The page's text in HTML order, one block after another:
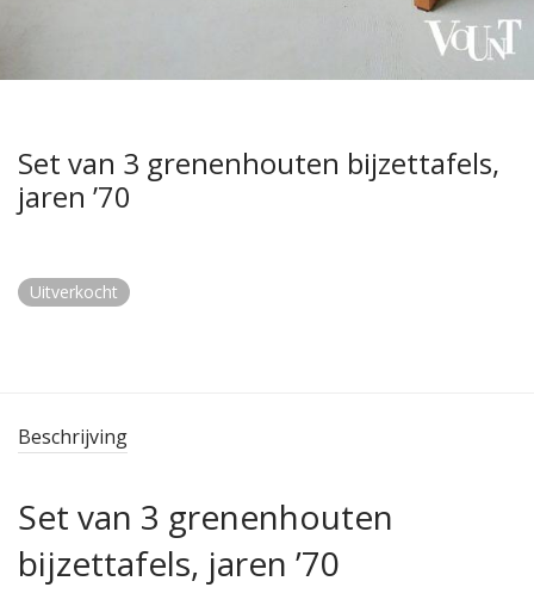
Set van 3 grenenhouten bijzettafels,
jaren ’70
Uitverkocht
Beschrijving
Set van 3 grenenhouten
bijzettafels, jaren ’70